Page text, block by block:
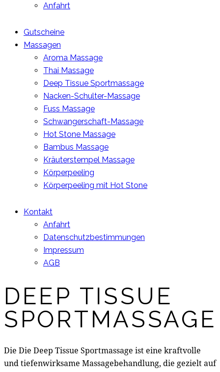
Anfahrt
Gutscheine
Massagen
Aroma Massage
Thai Massage
Deep Tissue Sportmassage
Nacken-Schulter-Massage
Fuss Massage
Schwangerschaft-Massage
Hot Stone Massage
Bambus Massage
Kräuterstempel Massage
Körperpeeling
Körperpeeling mit Hot Stone
Kontakt
Anfahrt
Datenschutzbestimmungen
Impressum
AGB
instagram
facebook-
1
DEEP TISSUE
SPORTMASSAGE
Die Die Deep Tissue Sportmassage ist eine kraftvolle
und tiefenwirksame Massagebehandlung, die gezielt auf